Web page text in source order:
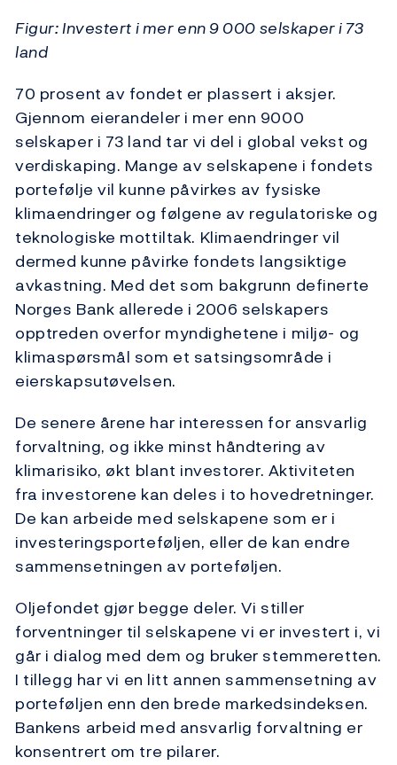
Figur: Investert i mer enn 9 000 selskaper i 73
land
70 prosent av fondet er plassert i aksjer.
Gjennom eierandeler i mer enn 9000
selskaper i 73 land tar vi del i global vekst og
verdiskaping. Mange av selskapene i fondets
portefølje vil kunne påvirkes av fysiske
klimaendringer og følgene av regulatoriske og
teknologiske mottiltak. Klimaendringer vil
dermed kunne påvirke fondets langsiktige
avkastning. Med det som bakgrunn definerte
Norges Bank allerede i 2006 selskapers
opptreden overfor myndighetene i miljø- og
klimaspørsmål som et satsingsområde i
eierskapsutøvelsen.
De senere årene har interessen for ansvarlig
forvaltning, og ikke minst håndtering av
klimarisiko, økt blant investorer. Aktiviteten
fra investorene kan deles i to hovedretninger.
De kan arbeide med selskapene som er i
investeringsporteføljen, eller de kan endre
sammensetningen av porteføljen.
Oljefondet gjør begge deler. Vi stiller
forventninger til selskapene vi er investert i, vi
går i dialog med dem og bruker stemmeretten.
I tillegg har vi en litt annen sammensetning av
porteføljen enn den brede markedsindeksen.
Bankens arbeid med ansvarlig forvaltning er
konsentrert om tre pilarer.